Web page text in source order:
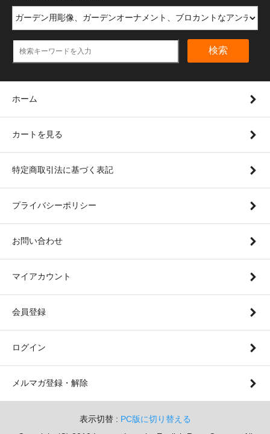
検索
ホーム
カートを見る
特定商取引法に基づく表記
プライバシーポリシー
お問い合わせ
マイアカウント
会員登録
ログイン
メルマガ登録・解除
表示切替 : PC版に切り替える